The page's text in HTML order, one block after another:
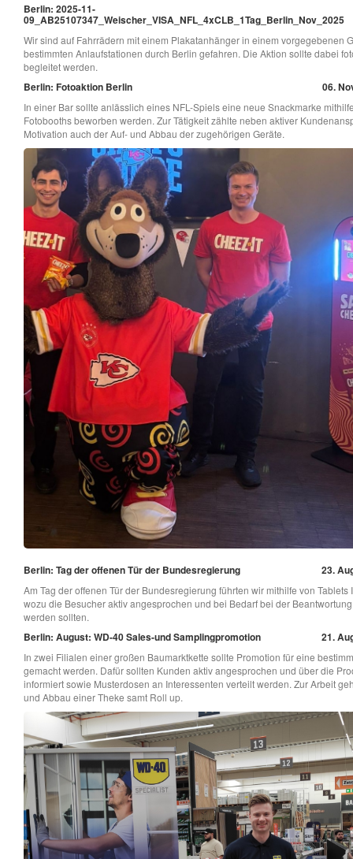
Berlin: 2025-11-
09_AB25107347_Weischer_VISA_NFL_4xCLB_1Tag_Berlin_Nov_2025
Wir sind auf Fahrrädern mit einem Plakatanhänger in einem vorgegebenen
bestimmten Anlaufstationen durch Berlin gefahren. Die Aktion sollte dabei
begleitet werden.
Berlin: Fotoaktion Berlin 06.
In einer Bar sollte anlässlich eines NFL-Spiels eine neue Snackmarke
Fotobooths beworben werden. Zur Tätigkeit zählte neben aktiver
Motivation auch der Auf- und Abbau der zugehörigen Geräte.
Berlin: Tag der offenen Tür der Bundesregierung 23.
Am Tag der offenen Tür der Bundesregierung führten wir mithilfe von Tablets
wozu die Besucher aktiv angesprochen und bei Bedarf bei der
werden sollten.
Berlin: August: WD-40 Sales-und Samplingpromotion 21.
In zwei Filialen einer großen Baumarktkette sollte Promotion für eine
gemacht werden. Dafür sollten Kunden aktiv angesprochen und über die
informiert sowie Musterdosen an Interessenten verteilt werden. Zur Arbeit
und Abbau einer Theke samt Roll up.